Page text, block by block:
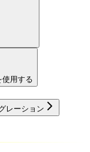
用する
レーション